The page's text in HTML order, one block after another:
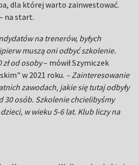
30 osób. Szkolenie chcielibyśmy
w wieku 5-6 lat. Klub liczy na
Karpaczu czy Wałbrzychu, był też
żeby przekonywać, lobbować.
PZN odjechały nadzieje.